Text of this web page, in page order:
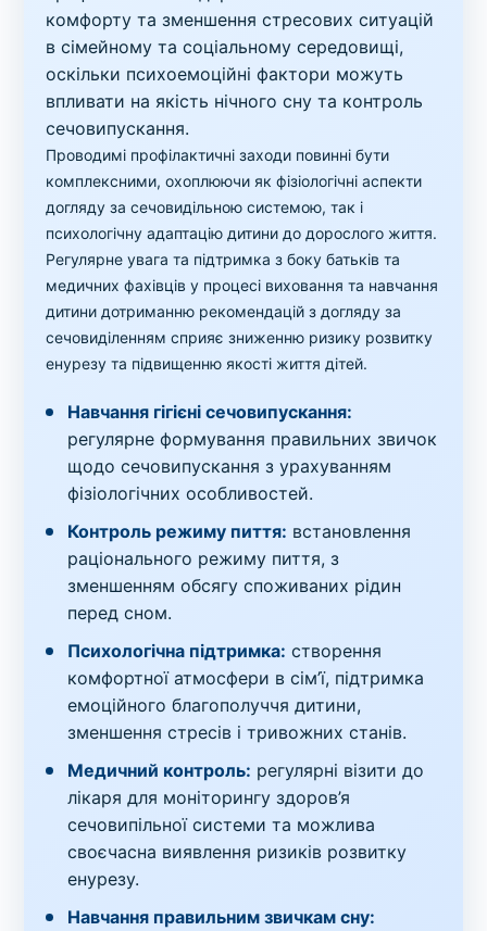
комфорту та зменшення стресових ситуацій
в сімейному та соціальному середовищі,
оскільки психоемоційні фактори можуть
впливати на якість нічного сну та контроль
сечовипускання.
Проводимі профілактичні заходи повинні бути
комплексними, охоплюючи як фізіологічні аспекти
догляду за сечовидільною системою, так і
психологічну адаптацію дитини до дорослого життя.
Регулярне увага та підтримка з боку батьків та
медичних фахівців у процесі виховання та навчання
дитини дотриманню рекомендацій з догляду за
сечовиділенням сприяє зниженню ризику розвитку
енурезу та підвищенню якості життя дітей.
Навчання гігієні сечовипускання:
регулярне формування правильних звичок
щодо сечовипускання з урахуванням
фізіологічних особливостей.
Контроль режиму пиття: встановлення
раціонального режиму пиття, з
зменшенням обсягу споживаних рідин
перед сном.
Психологічна підтримка: створення
комфортної атмосфери в сім’ї, підтримка
емоційного благополуччя дитини,
зменшення стресів і тривожних станів.
Медичний контроль: регулярні візити до
лікаря для моніторингу здоров’я
сечовипільної системи та можлива
своєчасна виявлення ризиків розвитку
енурезу.
Навчання правильним звичкам сну: